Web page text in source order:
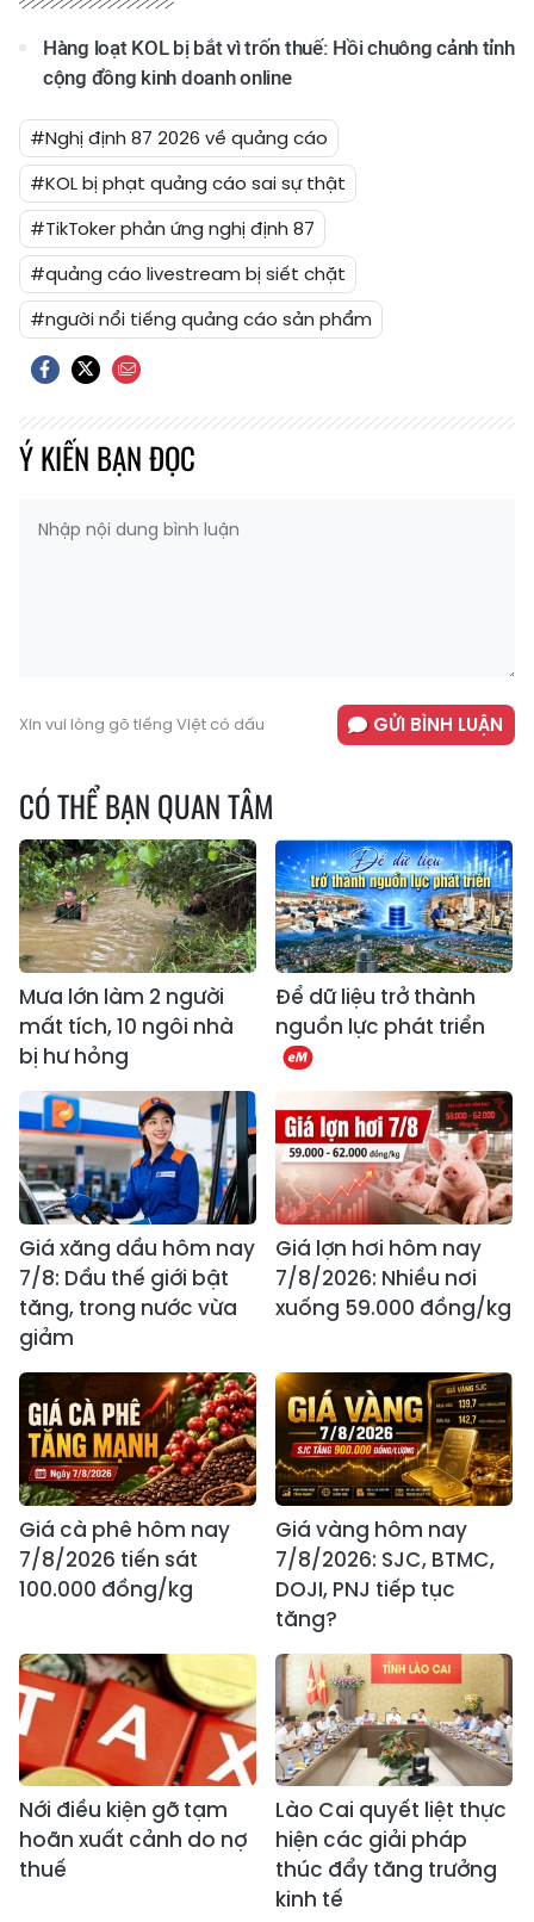
Hàng loạt KOL bị bắt vì trốn thuế: Hồi chuông cảnh tỉnh
cộng đồng kinh doanh online
#Nghị định 87 2026 về quảng cáo
#KOL bị phạt quảng cáo sai sự thật
#TikToker phản ứng nghị định 87
#quảng cáo livestream bị siết chặt
#người nổi tiếng quảng cáo sản phẩm
Ý KIẾN BẠN ĐỌC
Xin vui lòng gõ tiếng Việt có dấu GỬI BÌNH LUẬN
CÓ THỂ BẠN QUAN TÂM
Mưa lớn làm 2 người
mất tích, 10 ngôi nhà
bị hư hỏng
Để dữ liệu trở thành
nguồn lực phát triển
Giá xăng dầu hôm nay
7/8: Dầu thế giới bật
tăng, trong nước vừa
giảm
Giá lợn hơi hôm nay
7/8/2026: Nhiều nơi
xuống 59.000 đồng/kg
Giá cà phê hôm nay
7/8/2026 tiến sát
100.000 đồng/kg
Giá vàng hôm nay
7/8/2026: SJC, BTMC,
DOJI, PNJ tiếp tục
tăng?
Nới điều kiện gỡ tạm
hoãn xuất cảnh do nợ
thuế
Lào Cai quyết liệt thực
hiện các giải pháp
thúc đẩy tăng trưởng
kinh tế